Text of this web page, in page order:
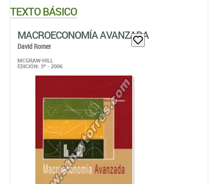
TEXTO BÁSICO
MACROECONOMÍA AVANZADA
David Romer
MCGRAW-HILL
EDICIÓN: 3ª - 2006